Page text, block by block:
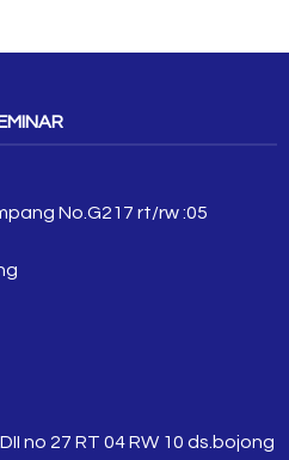
No.G217 rt/rw :05
no 27 RT 04 RW 10 ds.bojong